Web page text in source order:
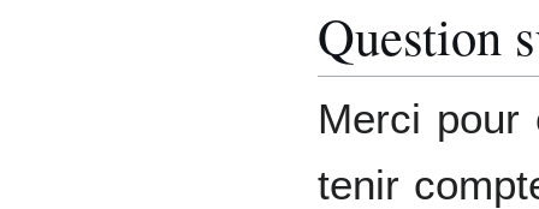
Question
Merci pour
tenir